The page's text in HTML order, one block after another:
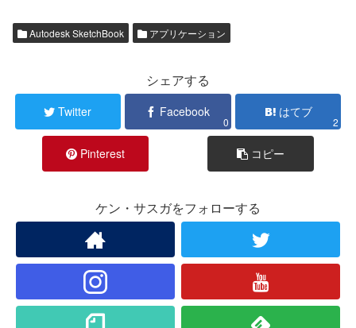
Autodesk SketchBook アプリケーション
シェアする
Twitter Facebook
0
はてブ
2
Pinterest コピー
ケン・サスガをフォローする